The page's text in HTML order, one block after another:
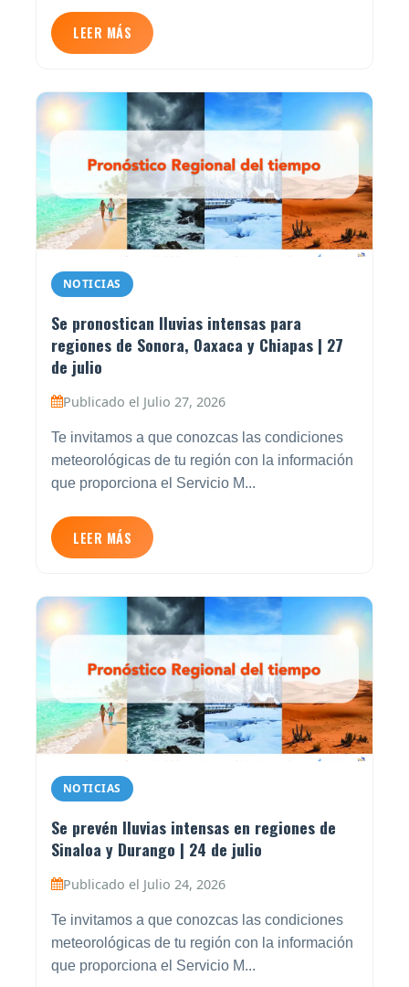
LEER MÁS
NOTICIAS
Se pronostican lluvias intensas para
regiones de Sonora, Oaxaca y Chiapas | 27
de julio
Publicado el Julio 27, 2026
Te invitamos a que conozcas las condiciones
meteorológicas de tu región con la información
que proporciona el Servicio M...
LEER MÁS
NOTICIAS
Se prevén lluvias intensas en regiones de
Sinaloa y Durango | 24 de julio
Publicado el Julio 24, 2026
Te invitamos a que conozcas las condiciones
meteorológicas de tu región con la información
que proporciona el Servicio M...